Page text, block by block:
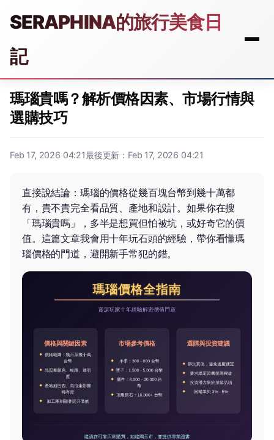
SERAPHINA的旅行美食日
記
瑪瑙貴嗎？解析價格因素、市場行情與
選購技巧
Feb 17, 2026 04:21最後更新：Feb 17, 2026 04:21
直接說結論：瑪瑙的價格從幾百塊台幣到幾十萬都
有，貴不貴完全看品質、產地和設計。如果你在搜
「瑪瑙貴嗎」，多半是想買但怕被坑，或好奇它的價
值。這篇文章我會用十年玩石頭的經驗，帶你看懂瑪
瑙價格的門道，避開新手常犯的錯。